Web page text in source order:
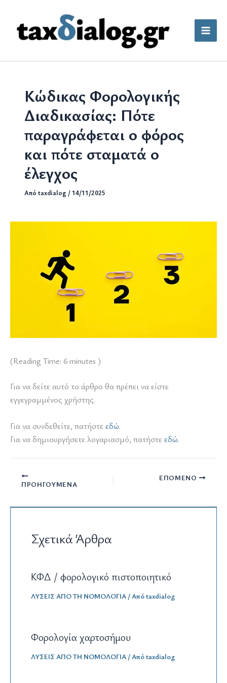
περιεχόμενο
Κώδικας Φορολογικής
Διαδικασίας: Πότε
παραγράφεται ο φόρος
και πότε σταματά ο
έλεγχος
Από taxdialog /14/11/2025
(Reading Time: 6 minutes )
Για να δείτε αυτό το άρθρο θα πρέπει να είστε
εγγεγραμμένος χρήστης.
Για να συνδεθείτε, πατήστε εδώ.
Για να δημιουργήσετε λογαριασμό, πατήστε εδώ.
ΠΡΟΗΓΟΎΜΕΝΑ
ΕΠΌΜΕΝΟ
Σχετικά Άρθρα
ΚΦΔ / φορολογικό πιστοποιητικό
ΛΥΣΕΙΣ ΑΠΟ ΤΗ ΝΟΜΟΛΟΓΙΑ / Απόtaxdialog
Φορολογία χαρτοσήμου
ΛΥΣΕΙΣ ΑΠΟ ΤΗ ΝΟΜΟΛΟΓΙΑ / Απόtaxdialog